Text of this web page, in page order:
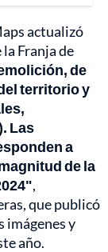
actualizó
Franja de
de
territorio y
Las
a
de la
,
que publicó
imágenes y
año.